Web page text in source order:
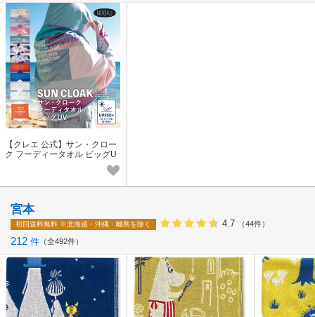
【クレエ 公式】サン・クロー
ク フーディータオル ビッグU
V (10種類) NOOKs / ヌークス
宮本
初回送料無料 ※北海道・沖縄・離島を除く 4.7 （44件）
212 件 全492件